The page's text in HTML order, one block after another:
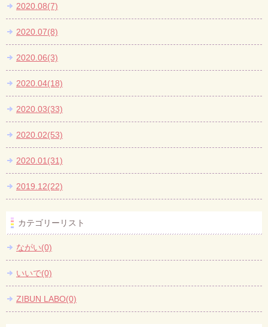
2020.08(7)
2020.07(8)
2020.06(3)
2020.04(18)
2020.03(33)
2020.02(53)
2020.01(31)
2019.12(22)
カテゴリーリスト
ながい(0)
いいで(0)
ZIBUN LABO(0)